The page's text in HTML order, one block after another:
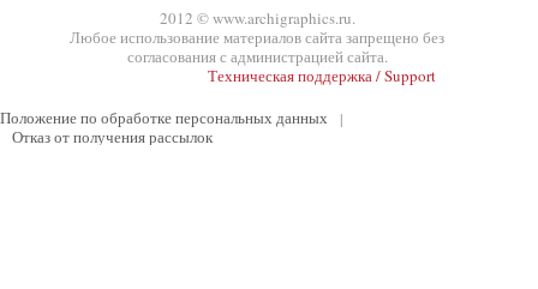
2012 © www.archigraphics.ru.
Любое использование материалов сайта запрещено без
согласования с администрацией сайта.
Техническая поддержка / Support
Положение по обработке персональных данных
|
Отказ от получения рассылок